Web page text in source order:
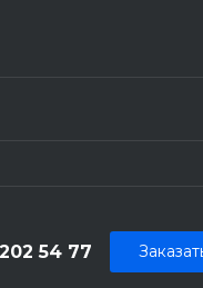
54 77